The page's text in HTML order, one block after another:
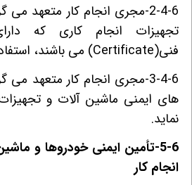
2-4-6-مجری انجام کار متعهد
تجهیزات انجام کاری که
فنی(Certificate) می باشند،
3-4-6-مجری انجام کار متعهد می
های ایمنی ماشین آلات و تجهیزات
نماید.
5-6-تأمین ایمنی خودروها و
انجام کار